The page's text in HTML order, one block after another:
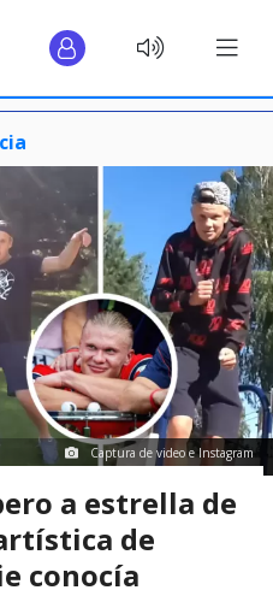
Captura de video e Instagram
a estrella de
de
conocía